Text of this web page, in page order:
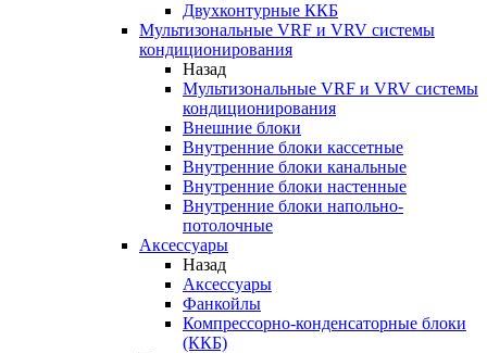
Двухконтурные ККБ
Мультизональные VRF и VRV системы
кондиционирования
Назад
Мультизональные VRF и VRV системы
кондиционирования
Внешние блоки
Внутренние блоки кассетные
Внутренние блоки канальные
Внутренние блоки настенные
Внутренние блоки напольно-
потолочные
Аксессуары
Назад
Аксессуары
Фанкойлы
Компрессорно-конденсаторные блоки
(ККБ)